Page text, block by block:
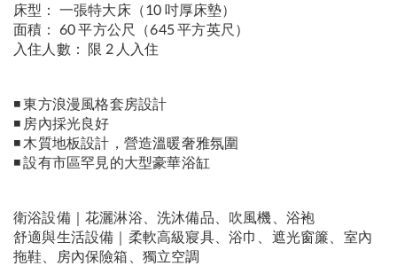
床型： 一張特大床（10 吋厚床墊）
面積： 60 平方公尺（645 平方英尺）
入住人數： 限 2 人入住
◾ 東方浪漫風格套房設計
◾ 房內採光良好
◾ 木質地板設計，營造溫暖奢雅氛圍
◾ 設有市區罕見的大型豪華浴缸
衛浴設備｜花灑淋浴、洗沐備品、吹風機、浴袍
舒適與生活設備｜柔軟高級寢具、浴巾、遮光窗簾、室內
拖鞋、房內保險箱、獨立空調